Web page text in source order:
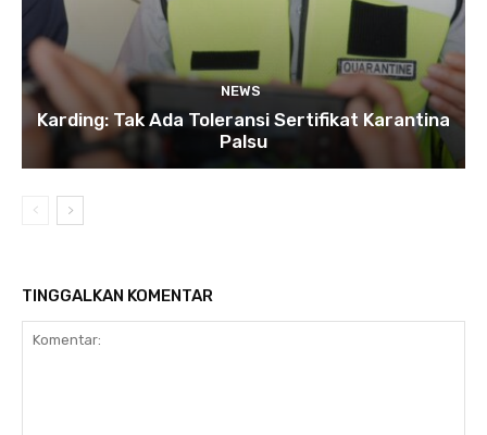
NEWS
Karding: Tak Ada Toleransi Sertifikat Karantina
Palsu
TINGGALKAN KOMENTAR